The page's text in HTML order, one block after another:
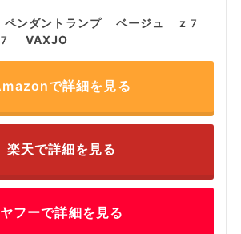
ンダントランプ ベージュ z7
で詳細を見る
楽天で詳細を見る
ヤフーで詳細を見る